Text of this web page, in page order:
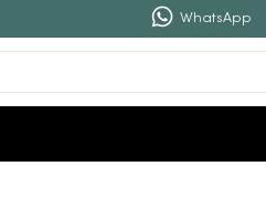
WhatsApp